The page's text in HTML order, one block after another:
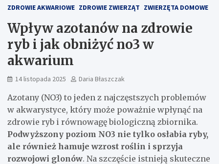
ZDROWIE AKWARIOWE ZDROWIE ZWIERZĄT ZWIERZĘTA DOMOWE
Wpływ azotanów na zdrowie
ryb i jak obniżyć no3 w
akwarium
14 listopada 2025 Daria Błaszczak
Azotany (NO3) to jeden z najczęstszych problemów
w akwarystyce, który może poważnie wpłynąć na
zdrowie ryb i równowagę biologiczną zbiornika.
Podwyższony poziom NO3 nie tylko osłabia ryby,
ale również hamuje wzrost roślin i sprzyja
rozwojowi glonów. Na szczęście istnieją skuteczne